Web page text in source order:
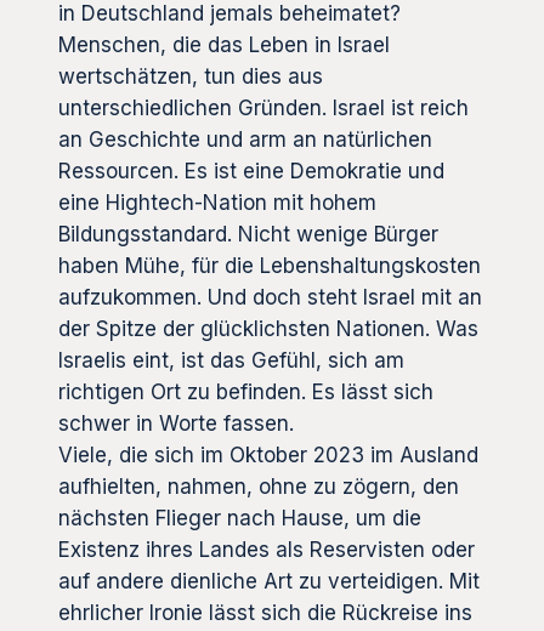
in Deutschland jemals beheimatet?
Menschen, die das Leben in Israel
wertschätzen, tun dies aus
unterschiedlichen Gründen. Israel ist reich
an Geschichte und arm an natürlichen
Ressourcen. Es ist eine Demokratie und
eine Hightech-Nation mit hohem
Bildungsstandard. Nicht wenige Bürger
haben Mühe, für die Lebenshaltungskosten
aufzukommen. Und doch steht Israel mit an
der Spitze der glücklichsten Nationen. Was
Israelis eint, ist das Gefühl, sich am
richtigen Ort zu befinden. Es lässt sich
schwer in Worte fassen.
Viele, die sich im Oktober 2023 im Ausland
aufhielten, nahmen, ohne zu zögern, den
nächsten Flieger nach Hause, um die
Existenz ihres Landes als Reservisten oder
auf andere dienliche Art zu verteidigen. Mit
ehrlicher Ironie lässt sich die Rückreise ins